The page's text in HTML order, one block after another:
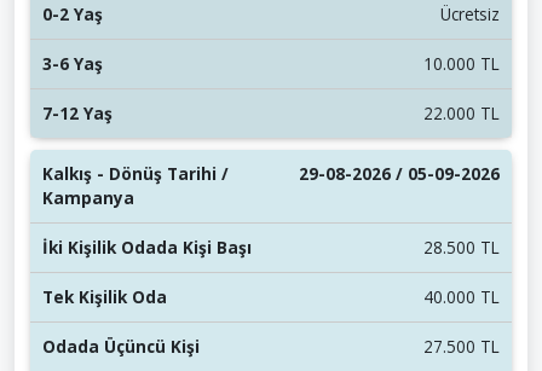
Ücretsiz
10.000 TL
22.000 TL
29-08-2026 / 05-09-2026
28.500 TL
40.000 TL
27.500 TL